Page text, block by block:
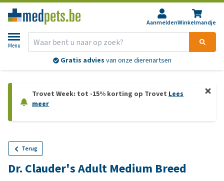
AanmeldenWinkelmandje
Menu
Gratis advies van onze dierenartsen
Trovet Week: tot -15% korting op Trovet Lees
meer
Terug
Dr. Clauder's Adult Medium Breed